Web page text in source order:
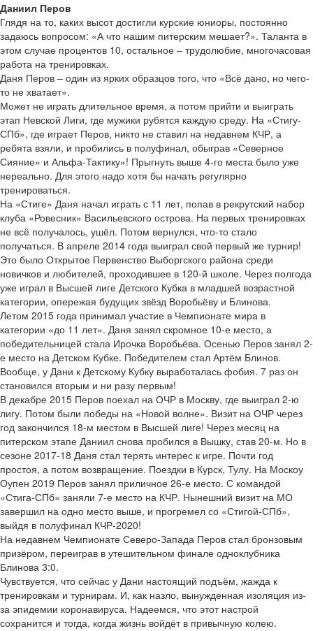
Даниил Перов
Глядя на то, каких высот достигли курские юниоры, постоянно
задаюсь вопросом: «А что нашим питерским мешает?». Таланта в
этом случае процентов 10, остальное – трудолюбие, многочасовая
работа на тренировках.
Даня Перов – один из ярких образцов того, что «Всё дано, но чего-
то не хватает».
Может не играть длительное время, а потом прийти и выиграть
этап Невской Лиги, где мужики рубятся каждую среду. На «Стигу-
СПб», где играет Перов, никто не ставил на недавнем КЧР, а
ребята взяли, и пробились в полуфинал, обыграв «Северное
Сияние» и Альфа-Тактику»! Прыгнуть выше 4-го места было уже
нереально. Для этого надо хотя бы начать регулярно
тренироваться.
На «Стиге» Даня начал играть с 11 лет, попав в рекрутский набор
клуба «Ровесник» Васильевского острова. На первых тренировках
не всё получалось, ушёл. Потом вернулся, что-то стало
получаться. В апреле 2014 года выиграл свой первый же турнир!
Это было Открытое Первенство Выборгского района среди
новичков и любителей, проходившее в 120-й школе. Через полгода
уже играл в Высшей лиге Детского Кубка в младшей возрастной
категории, опережая будущих звёзд Воробьёву и Блинова.
Летом 2015 года принимал участие в Чемпионате мира в
категории «до 11 лет». Даня занял скромное 10-е место, а
победительницей стала Ирочка Воробьёва. Осенью Перов занял 2-
е место на Детском Кубке. Победителем стал Артём Блинов.
Вообще, у Дани к Детскому Кубку выработалась фобия. 7 раз он
становился вторым и ни разу первым!
В декабре 2015 Перов поехал на ОЧР в Москву, где выиграл 2-ю
лигу. Потом были победы на «Новой волне». Визит на ОЧР через
год закончился 18-м местом в Высшей лиге! Через месяц на
питерском этапе Даниил снова пробился в Вышку, став 20-м. Но в
сезоне 2017-18 Даня стал терять интерес к игре. Почти год
простоя, а потом возвращение. Поездки в Курск, Тулу. На Москоу
Оупен 2019 Перов занял приличное 26-е место. С командой
«Стига-СПб» заняли 7-е место на КЧР. Нынешний визит на МО
завершил на одно место выше, и прогремел со «Стигой-СПб»,
выйдя в полуфинал КЧР-2020!
На недавнем Чемпионате Северо-Запада Перов стал бронзовым
призёром, переиграв в утешительном финале одноклубника
Блинова 3:0.
Чувствуется, что сейчас у Дани настоящий подъём, жажда к
тренировкам и турнирам. И, как назло, вынужденная изоляция из-
за эпидемии коронавируса. Надеемся, что этот настрой
сохранится и тогда, когда жизнь войдёт в привычную колею.